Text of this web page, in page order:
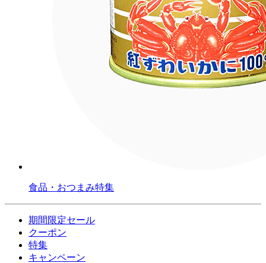
食品・おつまみ特集
期間限定セール
クーポン
特集
キャンペーン